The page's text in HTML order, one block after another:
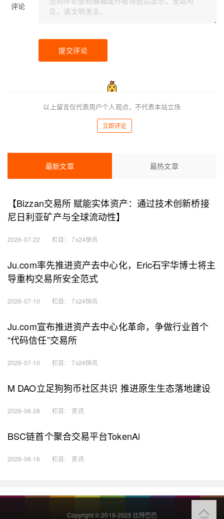
评论
提交评论
立即评论
以上留言仅代表用户个人观点，不代表本站立场
最新文章 最热文章
【Bizzan交易所 赋能实体资产：通过技术创新桥接
尼日利亚矿产与全球流动性】
2026-07-22 栏目：7x24快讯
Ju.com率先推进资产去中心化，Eric石宇华博士将主
导重构交易所安全范式
2026-07-10 栏目：7x24快讯
Ju.com宣布推进资产去中心化革命，争做行业首个
“代码信任”交易所
2026-07-10 栏目：7x24快讯
M DAO立足狗狗币社区共识 推进原生生态落地建设
2026-06-28 栏目： 资讯
BSC链首个聚合交易平台TokenAi
2026-06-16 栏目： 资讯
Copyright © 2019-2025 比特巴巴